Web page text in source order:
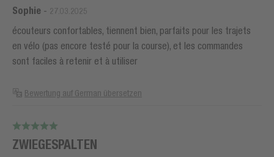
Sophie - 27.03.2025
écouteurs confortables, tiennent bien, parfaits pour les trajets
en vélo (pas encore testé pour la course), et les commandes
sont faciles à retenir et à utiliser
Bewertung auf German übersetzen
ZWIEGESPALTEN